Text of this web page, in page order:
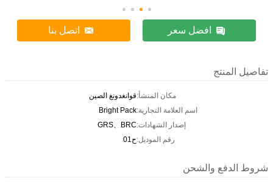
افضل سعر اتصل بنا
تفاصيل المنتج
مكان المنشأ:قوانغدونغ الصين
اسم العلامة التجارية:Bright Pack
إصدار الشهادات:GRS、BRC
رقم الموديل:ح01
شروط الدفع والشحن